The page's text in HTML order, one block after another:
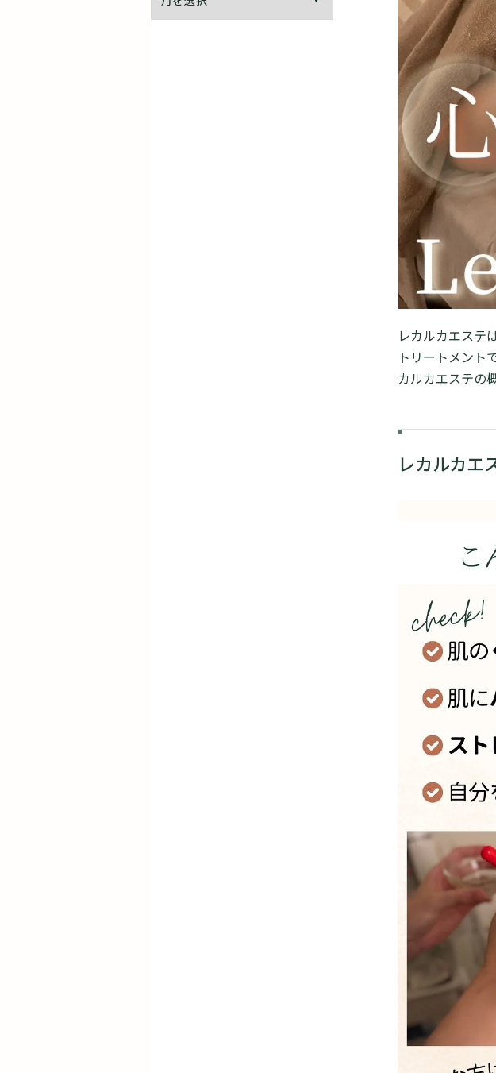
レカルカエステ
トリートメント
カルカエステの
レカルカエ